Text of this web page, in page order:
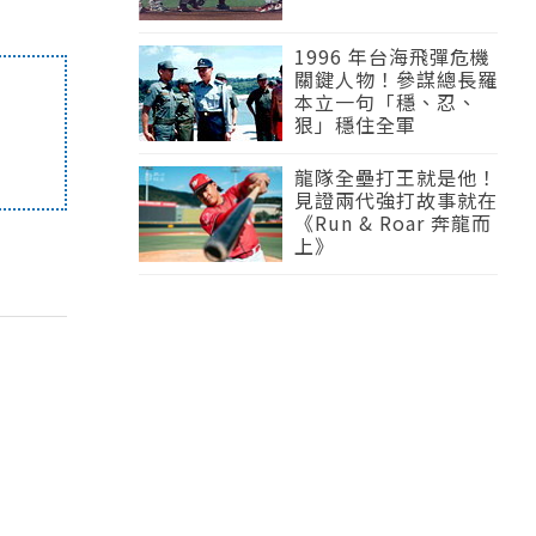
1996 年台海飛彈危機
關鍵人物！參謀總長羅
本立一句「穩、忍、
狠」穩住全軍
龍隊全壘打王就是他！
見證兩代強打故事就在
《Run & Roar 奔龍而
上》